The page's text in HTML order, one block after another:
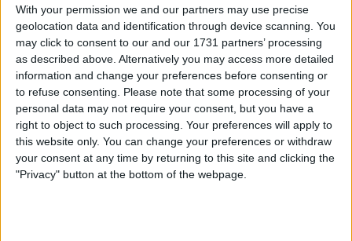
With your permission we and our partners may use precise
geolocation data and identification through device scanning. You
may click to consent to our and our 1731 partners’ processing
as described above. Alternatively you may access more detailed
information and change your preferences before consenting or
to refuse consenting.
Please note that some processing of your
personal data may not require your consent, but you have a
right to object to such processing. Your preferences will apply to
this website only. You can change your preferences or withdraw
your consent at any time by returning to this site and clicking the
"Privacy" button at the bottom of the webpage.
A fuga inicial contou com seis ciclistas, entre eles
alguns nomes sonantes. Julius Johansen, que
integra a seleção nacional dinamarquesa mas
representa habitualmente a equipa da Emirates,
esteve acompanhado por Victor Vercouillie (Team
Flanders - Baloise) e Marius Innhaug Dahl
(Decathlon AG2R La Mondiale Development Team).
A 42 quilómetros da meta, o pelotão partiu em duas
frentes e a corrida ganhou novo fôlego com um